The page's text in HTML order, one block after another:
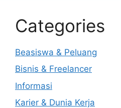
Categories
Beasiswa & Peluang
Bisnis & Freelancer
Informasi
Karier & Dunia Kerja